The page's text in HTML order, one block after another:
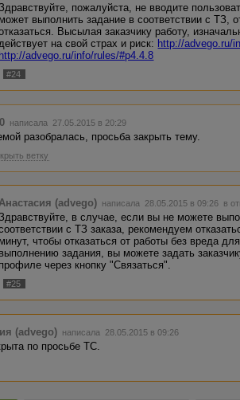
пожалуйста, не вводите
может выполнить задание в соответствии с ТЗ,
Высылая заказчику работу,
действует на свой страх и риск: http://advego.ru/
http://advego.ru/info/rules/#p4.4.8
#24
написала 27.05.2015 в 20:29
разобралась, просьба закрыть тему.
ветку
(advego) написала 28.05.2015 в 09:26 в
в случае, если вы не можете
с ТЗ заказа, рекомендуем
минут, чтобы отказаться от работы без вреда
выполнению задания, вы можете задать
профиле через кнопку "Связаться".
#25
(advego) написала 28.05.2015 в 09:26
по просьбе ТС.